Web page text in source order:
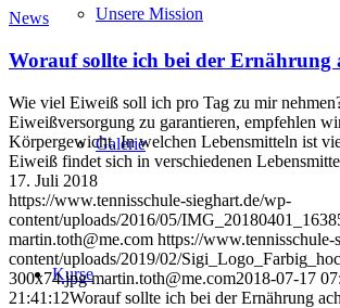
Unsere Mission
Galerie
Kurse
News
Worauf sollte ich bei der Ernährung
Wie viel Eiweiß soll ich pro Tag zu mir
Eiweißversorgung zu garantieren, empfehlen
Körpergewicht. In welchen Lebensmitteln ist
Eiweiß findet sich in verschiedenen
17. Juli 2018
https://www.tennisschule-sieghart.de/wp-
content/uploads/2016/05/
martin.toth@me.com https://www.tennisschule-
content/uploads/2019/02/
300x74.jpg martin.toth@me.com2018-07-17
21:41:12Worauf sollte ich bei der Ernährung